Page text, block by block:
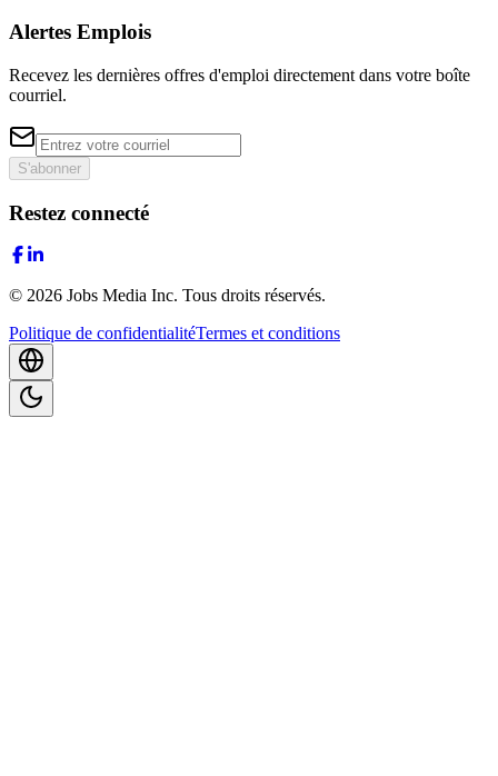
Alertes Emplois
Recevez les dernières offres d'emploi directement dans votre boîte
courriel.
S'abonner
Restez connecté
© 2026 Jobs Media Inc. Tous droits réservés.
Politique de confidentialitéTermes et conditions